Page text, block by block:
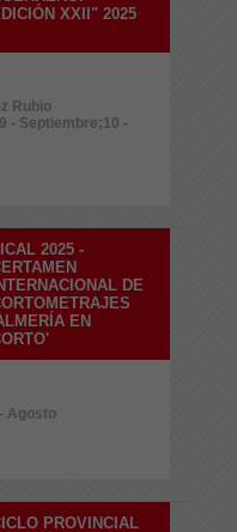
XXII" 2025
Rubio
- Septiembre;10 -
2025 -
DE
EN
Agosto
PROVINCIAL